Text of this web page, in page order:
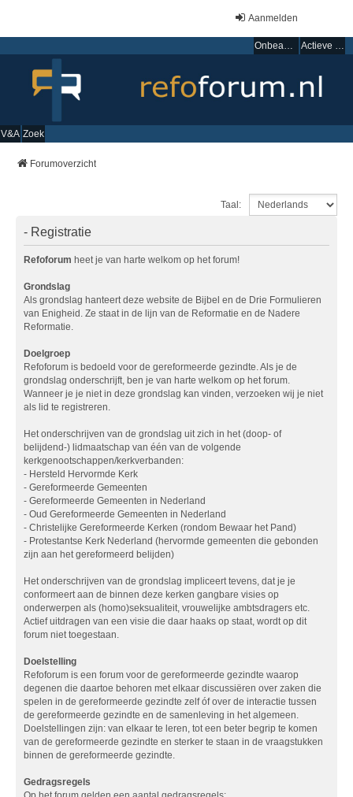
Aanmelden
Onbeantwoorde onderwerpen Actieve onderwerpen
V&A Zoek
Forumoverzicht
Taal:
- Registratie
Refoforum heet je van harte welkom op het forum!
Grondslag
Als grondslag hanteert deze website de Bijbel en de Drie Formulieren
van Enigheid. Ze staat in de lijn van de Reformatie en de Nadere
Reformatie.
Doelgroep
Refoforum is bedoeld voor de gereformeerde gezindte. Als je de
grondslag onderschrijft, ben je van harte welkom op het forum.
Wanneer je je niet in deze grondslag kan vinden, verzoeken wij je niet
als lid te registreren.
Het onderschrijven van de grondslag uit zich in het (doop- of
belijdend-) lidmaatschap van één van de volgende
kerkgenootschappen/kerkverbanden:
- Hersteld Hervormde Kerk
- Gereformeerde Gemeenten
- Gereformeerde Gemeenten in Nederland
- Oud Gereformeerde Gemeenten in Nederland
- Christelijke Gereformeerde Kerken (rondom Bewaar het Pand)
- Protestantse Kerk Nederland (hervormde gemeenten die gebonden
zijn aan het gereformeerd belijden)
Het onderschrijven van de grondslag impliceert tevens, dat je je
conformeert aan de binnen deze kerken gangbare visies op
onderwerpen als (homo)seksualiteit, vrouwelijke ambtsdragers etc.
Actief uitdragen van een visie die daar haaks op staat, wordt op dit
forum niet toegestaan.
Doelstelling
Refoforum is een forum voor de gereformeerde gezindte waarop
degenen die daartoe behoren met elkaar discussiëren over zaken die
spelen in de gereformeerde gezindte zelf óf over de interactie tussen
de gereformeerde gezindte en de samenleving in het algemeen.
Doelstellingen zijn: van elkaar te leren, tot een beter begrip te komen
van de gereformeerde gezindte en sterker te staan in de vraagstukken
binnen de gereformeerde gezindte.
Gedragsregels